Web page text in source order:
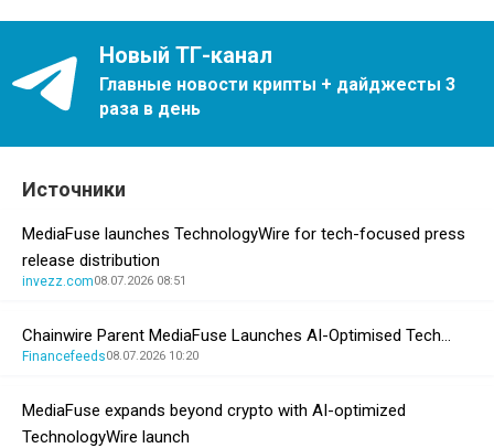
Новый ТГ-канал
Главные новости крипты + дайджесты 3
раза в день
Источники
MediaFuse launches TechnologyWire for tech-focused press
release distribution
invezz.com08.07.2026 08:51
Chainwire Parent MediaFuse Launches AI-Optimised Tech…
Financefeeds08.07.2026 10:20
MediaFuse expands beyond crypto with AI-optimized
TechnologyWire launch